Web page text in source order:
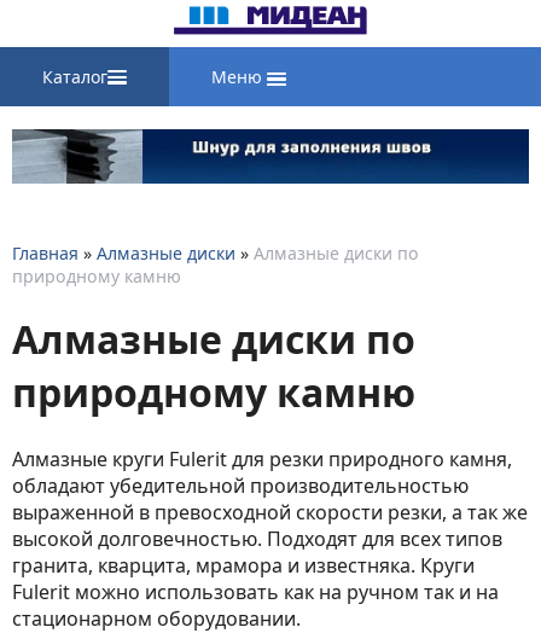
Каталог Меню
Главная » Алмазные диски » Алмазные диски по
природному камню
Алмазные диски по
природному камню
Алмазные круги Fulerit для резки природного камня,
обладают убедительной производительностью
выраженной в превосходной скорости резки, а так же
высокой долговечностью. Подходят для всех типов
гранита, кварцита, мрамора и известняка. Круги
Fulerit можно использовать как на ручном так и на
стационарном оборудовании.